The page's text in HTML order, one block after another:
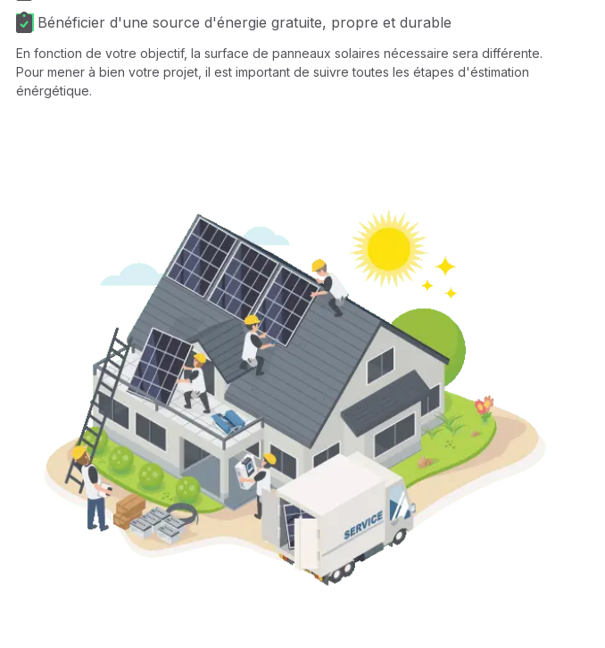
Bénéficier d'une source d'énergie gratuite, propre et durable
En fonction de votre objectif, la surface de panneaux solaires nécessaire sera différente.
Pour mener à bien votre projet, il est important de suivre toutes les étapes d'éstimation
énérgétique.